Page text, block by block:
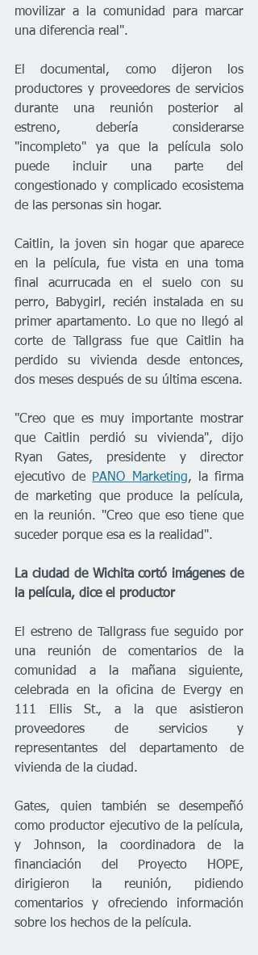
movilizar a la comunidad para marcar
una diferencia real".
El documental, como dijeron los
productores y proveedores de servicios
durante una reunión posterior al
estreno, debería considerarse
"incompleto" ya que la película solo
puede incluir una parte del
congestionado y complicado ecosistema
de las personas sin hogar.
Caitlin, la joven sin hogar que aparece
en la película, fue vista en una toma
final acurrucada en el suelo con su
perro, Babygirl, recién instalada en su
primer apartamento. Lo que no llegó al
corte de Tallgrass fue que Caitlin ha
perdido su vivienda desde entonces,
dos meses después de su última escena.
"Creo que es muy importante mostrar
que Caitlin perdió su vivienda", dijo
Ryan Gates, presidente y director
ejecutivo de PANO Marketing, la firma
de marketing que produce la película,
en la reunión. "Creo que eso tiene que
suceder porque esa es la realidad".
La ciudad de Wichita cortó imágenes de
la película, dice el productor
El estreno de Tallgrass fue seguido por
una reunión de comentarios de la
comunidad a la mañana siguiente,
celebrada en la oficina de Evergy en
111 Ellis St., a la que asistieron
proveedores de servicios y
representantes del departamento de
vivienda de la ciudad.
Gates, quien también se desempeñó
como productor ejecutivo de la película,
y Johnson, la coordinadora de la
financiación del Proyecto HOPE,
dirigieron la reunión, pidiendo
comentarios y ofreciendo información
sobre los hechos de la película.